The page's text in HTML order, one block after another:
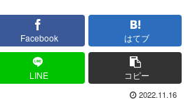
Facebook はてブ
LINE コピー
2022.11.16